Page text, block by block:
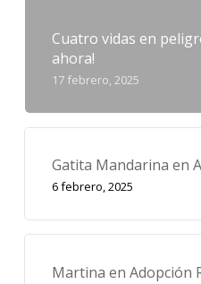
Cuatro vidas en
ahora!
17 febrero, 2025
Gatita Mandarina en
6 febrero, 2025
Martina en Adopción